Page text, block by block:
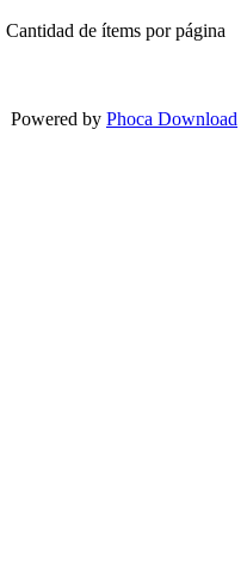
Cantidad de ítems por página
Powered by Phoca Download